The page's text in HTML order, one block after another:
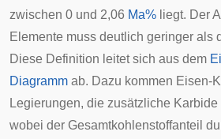
zwischen 0 und 2,06 Ma% liegt. Der
Elemente muss deutlich geringer als
Diese Definition leitet sich aus dem
Diagramm ab. Dazu kommen Eisen-
Legierungen, die zusätzliche Karbide
wobei der Gesamtkohlenstoffanteil